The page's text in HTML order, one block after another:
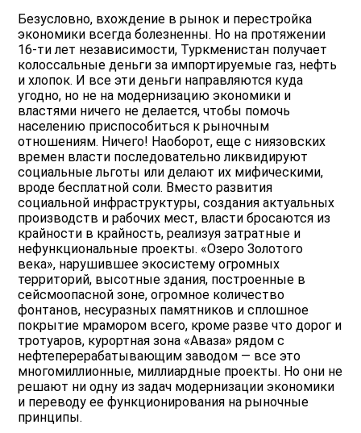
Безусловно, вхождение в рынок и перестройка
экономики всегда болезненны. Но на протяжении
16-ти лет независимости, Туркменистан получает
колоссальные деньги за импортируемые газ, нефть
и хлопок. И все эти деньги направляются куда
угодно, но не на модернизацию экономики и
властями ничего не делается, чтобы помочь
населению приспособиться к рыночным
отношениям. Ничего! Наоборот, еще с ниязовских
времен власти последовательно ликвидируют
социальные льготы или делают их мифическими,
вроде бесплатной соли. Вместо развития
социальной инфраструктуры, создания актуальных
производств и рабочих мест, власти бросаются из
крайности в крайность, реализуя затратные и
нефункциональные проекты. «Озеро Золотого
века», нарушившее экосистему огромных
территорий, высотные здания, построенные в
сейсмоопасной зоне, огромное количество
фонтанов, несуразных памятников и сплошное
покрытие мрамором всего, кроме разве что дорог и
тротуаров, курортная зона «Аваза» рядом с
нефтеперерабатывающим заводом — все это
многомиллионные, миллиардные проекты. Но они не
решают ни одну из задач модернизации экономики
и переводу ее функционирования на рыночные
принципы.